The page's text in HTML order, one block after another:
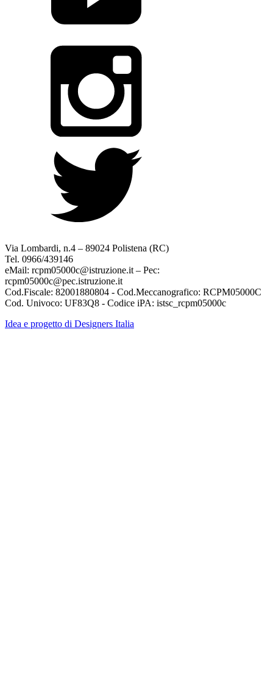
Via Lombardi, n.4 – 89024 Polistena (RC)
Tel. 0966/439146
eMail: rcpm05000c@istruzione.it – Pec:
rcpm05000c@pec.istruzione.it
Cod.Fiscale: 82001880804 - Cod.Meccanografico: RCPM05000C
Cod. Univoco: UF83Q8 - Codice iPA: istsc_rcpm05000c
Idea e progetto di Designers Italia